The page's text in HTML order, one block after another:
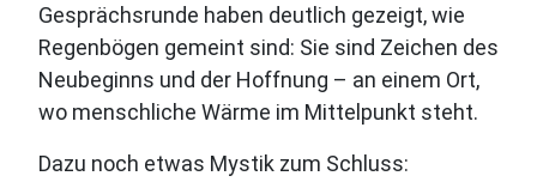
Gesprächsrunde haben deutlich gezeigt, wie
Regenbögen gemeint sind: Sie sind Zeichen des
Neubeginns und der Hoffnung – an einem Ort,
wo menschliche Wärme im Mittelpunkt steht.
Dazu noch etwas Mystik zum Schluss: